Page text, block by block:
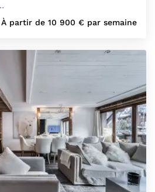
À partir de 10 900 € par semaine